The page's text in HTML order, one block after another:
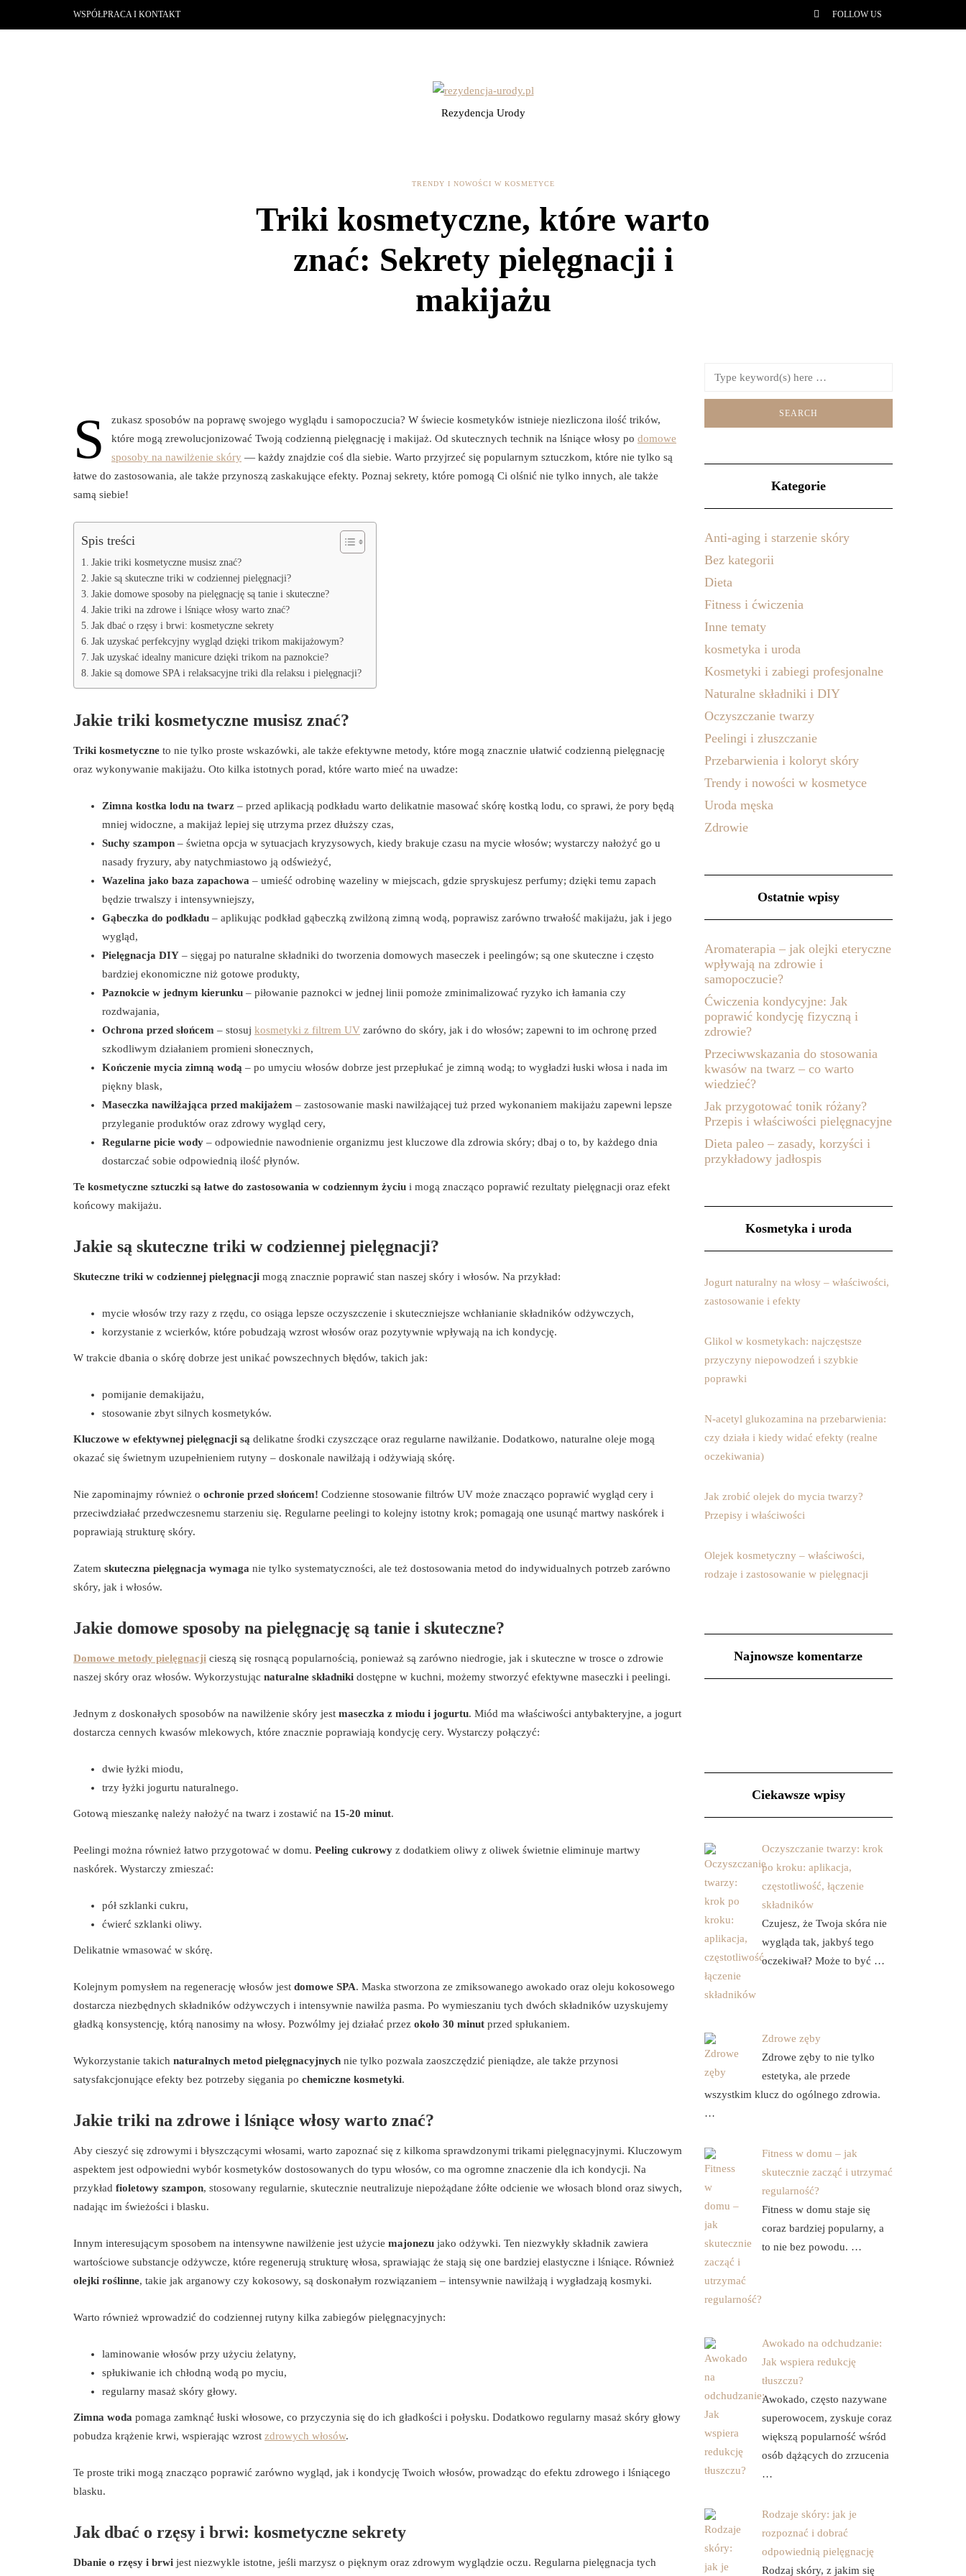
WSPÓŁPRACA I KONTAKT FOLLOW US
Rezydencja Urody
TRENDY I NOWOŚCI W KOSMETYCE
Triki kosmetyczne, które warto
znać: Sekrety pielęgnacji i
makijażu
S
zukasz sposobów na poprawę swojego wyglądu i samopoczucia? W świecie kosmetyków istnieje niezliczona ilość trików,
które mogą zrewolucjonizować Twoją codzienną pielęgnację i makijaż. Od skutecznych technik na lśniące włosy po domowe
sposoby na nawilżenie skóry — każdy znajdzie coś dla siebie. Warto przyjrzeć się popularnym sztuczkom, które nie tylko są
łatwe do zastosowania, ale także przynoszą zaskakujące efekty. Poznaj sekrety, które pomogą Ci olśnić nie tylko innych, ale także
samą siebie!
Spis treści
Jakie triki kosmetyczne musisz znać?
Jakie są skuteczne triki w codziennej pielęgnacji?
Jakie domowe sposoby na pielęgnację są tanie i skuteczne?
Jakie triki na zdrowe i lśniące włosy warto znać?
Jak dbać o rzęsy i brwi: kosmetyczne sekrety
Jak uzyskać perfekcyjny wygląd dzięki trikom makijażowym?
Jak uzyskać idealny manicure dzięki trikom na paznokcie?
Jakie są domowe SPA i relaksacyjne triki dla relaksu i pielęgnacji?
Jakie triki kosmetyczne musisz znać?
Triki kosmetyczne to nie tylko proste wskazówki, ale także efektywne metody, które mogą znacznie ułatwić codzienną pielęgnację
oraz wykonywanie makijażu. Oto kilka istotnych porad, które warto mieć na uwadze:
Zimna kostka lodu na twarz – przed aplikacją podkładu warto delikatnie masować skórę kostką lodu, co sprawi, że pory będą
mniej widoczne, a makijaż lepiej się utrzyma przez dłuższy czas,
Suchy szampon – świetna opcja w sytuacjach kryzysowych, kiedy brakuje czasu na mycie włosów; wystarczy nałożyć go u
nasady fryzury, aby natychmiastowo ją odświeżyć,
Wazelina jako baza zapachowa – umieść odrobinę wazeliny w miejscach, gdzie spryskujesz perfumy; dzięki temu zapach
będzie trwalszy i intensywniejszy,
Gąbeczka do podkładu – aplikując podkład gąbeczką zwilżoną zimną wodą, poprawisz zarówno trwałość makijażu, jak i jego
wygląd,
Pielęgnacja DIY – sięgaj po naturalne składniki do tworzenia domowych maseczek i peelingów; są one skuteczne i często
bardziej ekonomiczne niż gotowe produkty,
Paznokcie w jednym kierunku – piłowanie paznokci w jednej linii pomoże zminimalizować ryzyko ich łamania czy
rozdwajania,
Ochrona przed słońcem – stosuj kosmetyki z filtrem UV zarówno do skóry, jak i do włosów; zapewni to im ochronę przed
szkodliwym działaniem promieni słonecznych,
Kończenie mycia zimną wodą – po umyciu włosów dobrze jest przepłukać je zimną wodą; to wygładzi łuski włosa i nada im
piękny blask,
Maseczka nawilżająca przed makijażem – zastosowanie maski nawilżającej tuż przed wykonaniem makijażu zapewni lepsze
przyleganie produktów oraz zdrowy wygląd cery,
Regularne picie wody – odpowiednie nawodnienie organizmu jest kluczowe dla zdrowia skóry; dbaj o to, by każdego dnia
dostarczać sobie odpowiednią ilość płynów.
Te kosmetyczne sztuczki są łatwe do zastosowania w codziennym życiu i mogą znacząco poprawić rezultaty pielęgnacji oraz efekt
końcowy makijażu.
Jakie są skuteczne triki w codziennej pielęgnacji?
Skuteczne triki w codziennej pielęgnacji mogą znacznie poprawić stan naszej skóry i włosów. Na przykład:
mycie włosów trzy razy z rzędu, co osiąga lepsze oczyszczenie i skuteczniejsze wchłanianie składników odżywczych,
korzystanie z wcierków, które pobudzają wzrost włosów oraz pozytywnie wpływają na ich kondycję.
W trakcie dbania o skórę dobrze jest unikać powszechnych błędów, takich jak:
pomijanie demakijażu,
stosowanie zbyt silnych kosmetyków.
Kluczowe w efektywnej pielęgnacji są delikatne środki czyszczące oraz regularne nawilżanie. Dodatkowo, naturalne oleje mogą
okazać się świetnym uzupełnieniem rutyny – doskonale nawilżają i odżywiają skórę.
Nie zapominajmy również o ochronie przed słońcem! Codzienne stosowanie filtrów UV może znacząco poprawić wygląd cery i
przeciwdziałać przedwczesnemu starzeniu się. Regularne peelingi to kolejny istotny krok; pomagają one usunąć martwy naskórek i
poprawiają strukturę skóry.
Zatem skuteczna pielęgnacja wymaga nie tylko systematyczności, ale też dostosowania metod do indywidualnych potrzeb zarówno
skóry, jak i włosów.
Jakie domowe sposoby na pielęgnację są tanie i skuteczne?
Domowe metody pielęgnacji cieszą się rosnącą popularnością, ponieważ są zarówno niedrogie, jak i skuteczne w trosce o zdrowie
naszej skóry oraz włosów. Wykorzystując naturalne składniki dostępne w kuchni, możemy stworzyć efektywne maseczki i peelingi.
Jednym z doskonałych sposobów na nawilżenie skóry jest maseczka z miodu i jogurtu. Miód ma właściwości antybakteryjne, a jogurt
dostarcza cennych kwasów mlekowych, które znacznie poprawiają kondycję cery. Wystarczy połączyć:
dwie łyżki miodu,
trzy łyżki jogurtu naturalnego.
Gotową mieszankę należy nałożyć na twarz i zostawić na 15-20 minut.
Peelingi można również łatwo przygotować w domu. Peeling cukrowy z dodatkiem oliwy z oliwek świetnie eliminuje martwy
naskórek. Wystarczy zmieszać:
pół szklanki cukru,
ćwierć szklanki oliwy.
Delikatnie wmasować w skórę.
Kolejnym pomysłem na regenerację włosów jest domowe SPA. Maska stworzona ze zmiksowanego awokado oraz oleju kokosowego
dostarcza niezbędnych składników odżywczych i intensywnie nawilża pasma. Po wymieszaniu tych dwóch składników uzyskujemy
gładką konsystencję, którą nanosimy na włosy. Pozwólmy jej działać przez około 30 minut przed spłukaniem.
Wykorzystanie takich naturalnych metod pielęgnacyjnych nie tylko pozwala zaoszczędzić pieniądze, ale także przynosi
satysfakcjonujące efekty bez potrzeby sięgania po chemiczne kosmetyki.
Jakie triki na zdrowe i lśniące włosy warto znać?
Aby cieszyć się zdrowymi i błyszczącymi włosami, warto zapoznać się z kilkoma sprawdzonymi trikami pielęgnacyjnymi. Kluczowym
aspektem jest odpowiedni wybór kosmetyków dostosowanych do typu włosów, co ma ogromne znaczenie dla ich kondycji. Na
przykład fioletowy szampon, stosowany regularnie, skutecznie neutralizuje niepożądane żółte odcienie we włosach blond oraz siwych,
nadając im świeżości i blasku.
Innym interesującym sposobem na intensywne nawilżenie jest użycie majonezu jako odżywki. Ten niezwykły składnik zawiera
wartościowe substancje odżywcze, które regenerują strukturę włosa, sprawiając że stają się one bardziej elastyczne i lśniące. Również
olejki roślinne, takie jak arganowy czy kokosowy, są doskonałym rozwiązaniem – intensywnie nawilżają i wygładzają kosmyki.
Warto również wprowadzić do codziennej rutyny kilka zabiegów pielęgnacyjnych:
laminowanie włosów przy użyciu żelatyny,
spłukiwanie ich chłodną wodą po myciu,
regularny masaż skóry głowy.
Zimna woda pomaga zamknąć łuski włosowe, co przyczynia się do ich gładkości i połysku. Dodatkowo regularny masaż skóry głowy
pobudza krążenie krwi, wspierając wzrost zdrowych włosów.
Te proste triki mogą znacząco poprawić zarówno wygląd, jak i kondycję Twoich włosów, prowadząc do efektu zdrowego i lśniącego
blasku.
Jak dbać o rzęsy i brwi: kosmetyczne sekrety
Dbanie o rzęsy i brwi jest niezwykle istotne, jeśli marzysz o pięknym oraz zdrowym wyglądzie oczu. Regularna pielęgnacja tych
Kategorie
Anti-aging i starzenie skóry
Bez kategorii
Dieta
Fitness i ćwiczenia
Inne tematy
kosmetyka i uroda
Kosmetyki i zabiegi profesjonalne
Naturalne składniki i DIY
Oczyszczanie twarzy
Peelingi i złuszczanie
Przebarwienia i koloryt skóry
Trendy i nowości w kosmetyce
Uroda męska
Zdrowie
Ostatnie wpisy
Aromaterapia – jak olejki eteryczne
wpływają na zdrowie i
samopoczucie?
Ćwiczenia kondycyjne: Jak
poprawić kondycję fizyczną i
zdrowie?
Przeciwwskazania do stosowania
kwasów na twarz – co warto
wiedzieć?
Jak przygotować tonik różany?
Przepis i właściwości pielęgnacyjne
Dieta paleo – zasady, korzyści i
przykładowy jadłospis
Kosmetyka i uroda
Jogurt naturalny na włosy – właściwości,
zastosowanie i efekty
Glikol w kosmetykach: najczęstsze
przyczyny niepowodzeń i szybkie
poprawki
N-acetyl glukozamina na przebarwienia:
czy działa i kiedy widać efekty (realne
oczekiwania)
Jak zrobić olejek do mycia twarzy?
Przepisy i właściwości
Olejek kosmetyczny – właściwości,
rodzaje i zastosowanie w pielęgnacji
Najnowsze komentarze
Ciekawsze wpisy
Oczyszczanie twarzy: krok
po kroku: aplikacja,
częstotliwość, łączenie
składników
Czujesz, że Twoja skóra nie
wygląda tak, jakbyś tego
oczekiwał? Może to być …
Zdrowe zęby
Zdrowe zęby to nie tylko
estetyka, ale przede
wszystkim klucz do ogólnego zdrowia.
…
Fitness w domu – jak
skutecznie zacząć i utrzymać
regularność?
Fitness w domu staje się
coraz bardziej popularny, a
to nie bez powodu. …
Awokado na odchudzanie:
Jak wspiera redukcję
tłuszczu?
Awokado, często nazywane
superowocem, zyskuje coraz
większą popularność wśród
osób dążących do zrzucenia
…
Rodzaje skóry: jak je
rozpoznać i dobrać
odpowiednią pielęgnację
Rodzaj skóry, z jakim się